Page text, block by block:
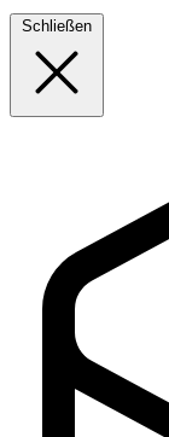
Schließen